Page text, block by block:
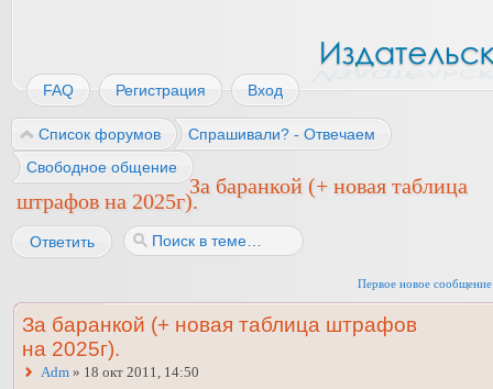
FAQ Регистрация Вход
Список форумов
Спрашивали? - Отвечаем
Свободное общение
За баранкой (+ новая таблица
штрафов на 2025г).
Ответить
Первое новое сообщение
За баранкой (+ новая таблица штрафов
на 2025г).
Adm » 18 окт 2011, 14:50